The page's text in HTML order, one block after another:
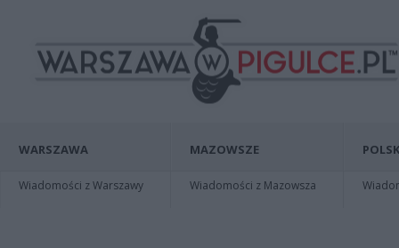
WARSZAWA
Wiadomości z Warszawy
MAZOWSZE
Wiadomości z Mazowsza